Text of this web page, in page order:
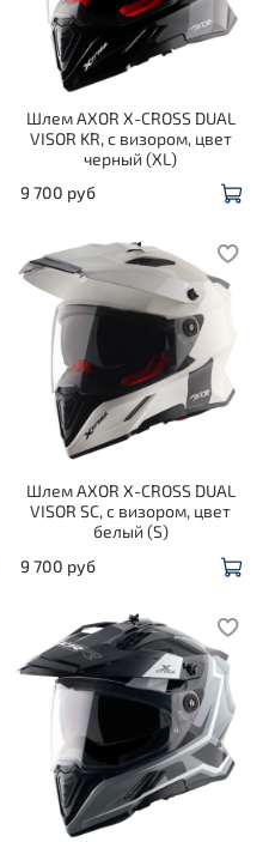
Шлем AXOR X-CROSS DUAL
VISOR KR, с визором, цвет
черный (XL)
9 700 руб
Шлем AXOR X-CROSS DUAL
VISOR SC, с визором, цвет
белый (S)
9 700 руб